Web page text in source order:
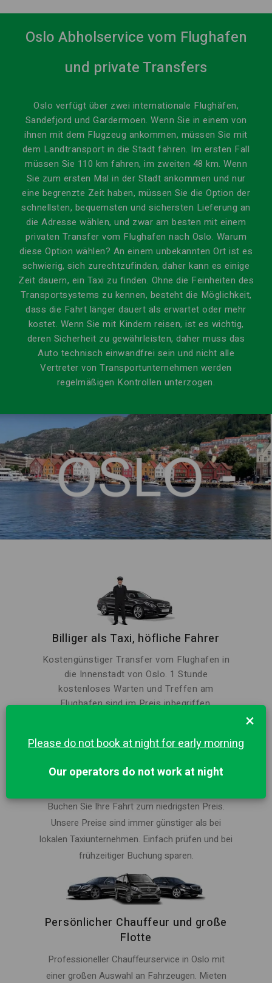
Oslo Abholservice vom Flughafen
und private Transfers
Oslo verfügt über zwei internationale Flughäfen,
Sandefjord und Gardermoen. Wenn Sie in einem von
ihnen mit dem Flugzeug ankommen, müssen Sie mit
dem Landtransport in die Stadt fahren. Im ersten Fall
müssen Sie 110 km fahren, im zweiten 48 km. Wenn
Sie zum ersten Mal in der Stadt ankommen und nur
eine begrenzte Zeit haben, müssen Sie die Option der
schnellsten, bequemsten und sichersten Lieferung an
die Adresse wählen, und zwar am besten mit einem
privaten Transfer vom Flughafen nach Oslo. Warum
diese Option wählen? An einem unbekannten Ort ist es
schwierig, sich zurechtzufinden, daher kann es einige
Zeit dauern, ein Taxi zu finden. Ohne die Feinheiten des
Transportsystems zu kennen, besteht die Möglichkeit,
dass die Fahrt länger dauert als erwartet oder mehr
kostet. Wenn Sie mit Kindern reisen, ist es wichtig,
deren Sicherheit zu gewährleisten, daher muss das
Auto technisch einwandfrei sein und nicht alle
Vertreter von Transportunternehmen werden
regelmäßigen Kontrollen unterzogen.
Billiger als Taxi, höfliche Fahrer
Kostengünstiger Transfer vom Flughafen in
die Innenstadt von Oslo. 1 Stunde
kostenloses Warten und Treffen am
Flughafen sind im Preis inbegriffen.
Buchen Sie Ihre Fahrt zum niedrigsten Preis.
Unsere Preise sind immer günstiger als bei
lokalen Taxiunternehmen. Einfach prüfen und bei
frühzeitiger Buchung sparen.
Persönlicher Chauffeur und große
Flotte
Professioneller Chauffeurservice in Oslo mit
einer großen Auswahl an Fahrzeugen. Mieten
×
Please do not book at night for early morning
Our operators do not work at night